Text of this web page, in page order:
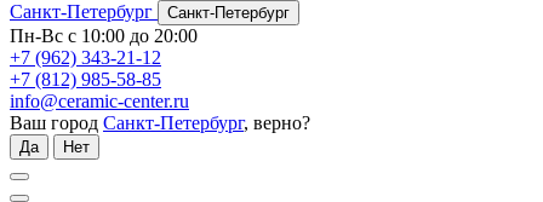
Санкт-Петербург
Санкт-Петербург
Пн-Вс с 10:00 до 20:00
+7 (962) 343-21-12
+7 (812) 985-58-85
info@ceramic-center.ru
Ваш город Санкт-Петербург, верно?
Да Нет